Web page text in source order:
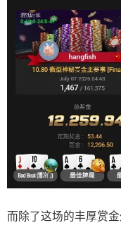
而除了这场的丰厚赏